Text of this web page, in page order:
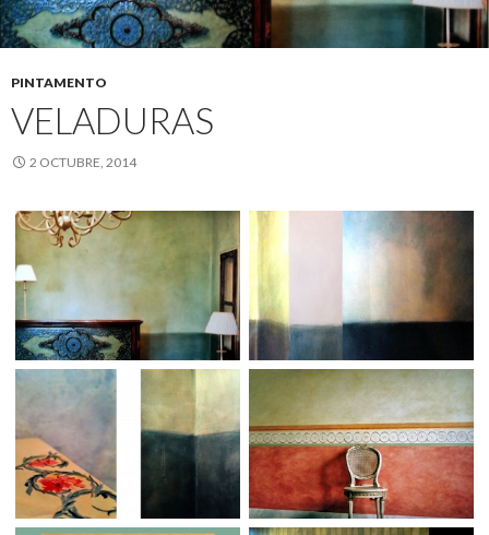
PINTAMENTO
VELADURAS
2 OCTUBRE, 2014